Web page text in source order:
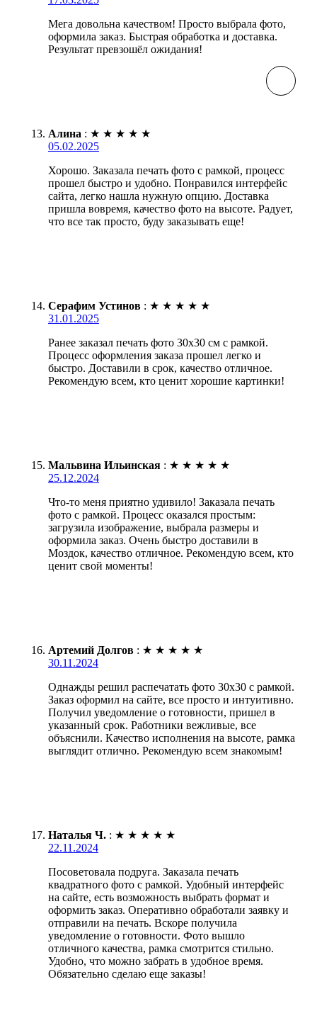
Мега довольна качеством! Просто выбрала фото,
оформила заказ. Быстрая обработка и доставка.
Результат превзошёл ожидания!
Алина : ★ ★ ★ ★ ★
05.02.2025
Хорошо. Заказала печать фото с рамкой, процесс
прошел быстро и удобно. Понравился интерфейс
сайта, легко нашла нужную опцию. Доставка
пришла вовремя, качество фото на высоте. Радует,
что все так просто, буду заказывать еще!
Серафим Устинов : ★ ★ ★ ★ ★
31.01.2025
Ранее заказал печать фото 30х30 см с рамкой.
Процесс оформления заказа прошел легко и
быстро. Доставили в срок, качество отличное.
Рекомендую всем, кто ценит хорошие картинки!
Мальвина Ильинская : ★ ★ ★ ★ ★
25.12.2024
Что-то меня приятно удивило! Заказала печать
фото с рамкой. Процесс оказался простым:
загрузила изображение, выбрала размеры и
оформила заказ. Очень быстро доставили в
Моздок, качество отличное. Рекомендую всем, кто
ценит свой моменты!
Артемий Долгов : ★ ★ ★ ★ ★
30.11.2024
Однажды решил распечатать фото 30х30 с рамкой.
Заказ оформил на сайте, все просто и интуитивно.
Получил уведомление о готовности, пришел в
указанный срок. Работники вежливые, все
объяснили. Качество исполнения на высоте, рамка
выглядит отлично. Рекомендую всем знакомым!
Наталья Ч. : ★ ★ ★ ★ ★
22.11.2024
Посоветовала подруга. Заказала печать
квадратного фото с рамкой. Удобный интерфейс
на сайте, есть возможность выбрать формат и
оформить заказ. Оперативно обработали заявку и
отправили на печать. Вскоре получила
уведомление о готовности. Фото вышло
отличного качества, рамка смотрится стильно.
Удобно, что можно забрать в удобное время.
Обязательно сделаю еще заказы!